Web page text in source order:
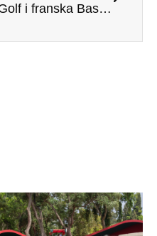
Golf i franska Baskien